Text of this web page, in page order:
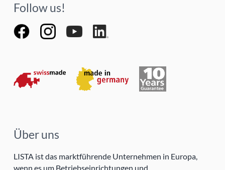
Follow us!
Über uns
LISTA ist das marktführende Unternehmen in Europa,
wenn es um Betriebseinrichtungen und